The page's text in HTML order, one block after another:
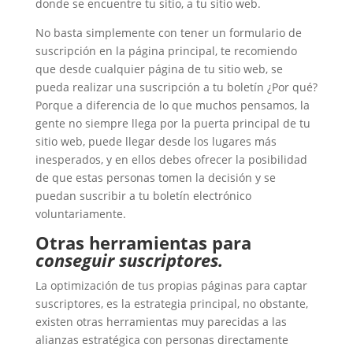
donde se encuentre tu sitio, a tu sitio web.
No basta simplemente con tener un formulario de
suscripción en la página principal, te recomiendo
que desde cualquier página de tu sitio web, se
pueda realizar una suscripción a tu boletín ¿Por qué?
Porque a diferencia de lo que muchos pensamos, la
gente no siempre llega por la puerta principal de tu
sitio web, puede llegar desde los lugares más
inesperados, y en ellos debes ofrecer la posibilidad
de que estas personas tomen la decisión y se
puedan suscribir a tu boletín electrónico
voluntariamente.
Otras herramientas para
conseguir suscriptores.
La optimización de tus propias páginas para captar
suscriptores, es la estrategia principal, no obstante,
existen otras herramientas muy parecidas a las
alianzas estratégica con personas directamente